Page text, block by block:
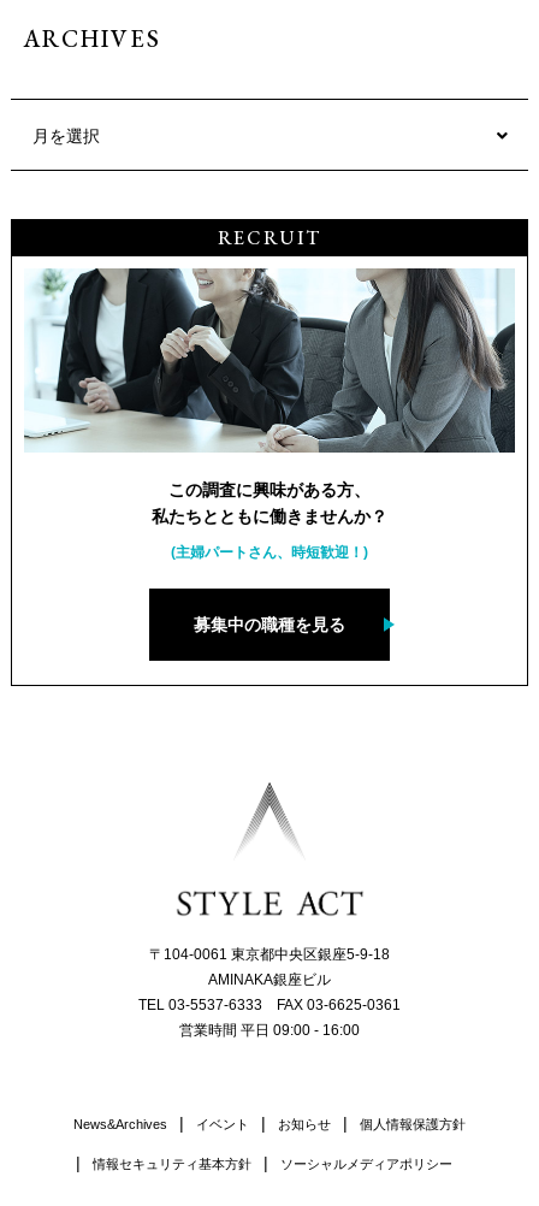
ARCHIVES
月を選択
RECRUIT
この調査に興味がある方、
私たちとともに働きませんか？
(主婦パートさん、時短歓迎！)
募集中の職種を見る
〒104-0061 東京都中央区銀座5-9-18
AMINAKA銀座ビル
TEL 03-5537-6333 FAX 03-6625-0361
営業時間 平日 09:00 - 16:00
News&Archives イベント お知らせ 個人情報保護方針
情報セキュリティ基本方針 ソーシャルメディアポリシー